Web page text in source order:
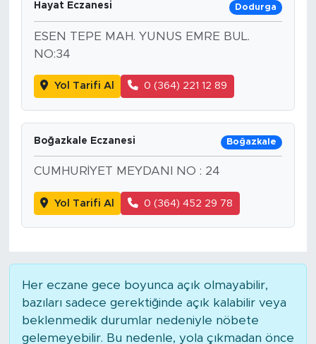
Hayat Eczanesi Dodurga
ESEN TEPE MAH. YUNUS EMRE BUL.
NO:34
Yol Tarifi Al 0 (364) 221 12 89
Boğazkale Eczanesi Boğazkale
CUMHURİYET MEYDANI NO : 24
Yol Tarifi Al 0 (364) 452 29 78
Her eczane gece boyunca açık olmayabilir,
bazıları sadece gerektiğinde açık kalabilir veya
beklenmedik durumlar nedeniyle nöbete
gelemeyebilir. Bu nedenle, yola çıkmadan önce